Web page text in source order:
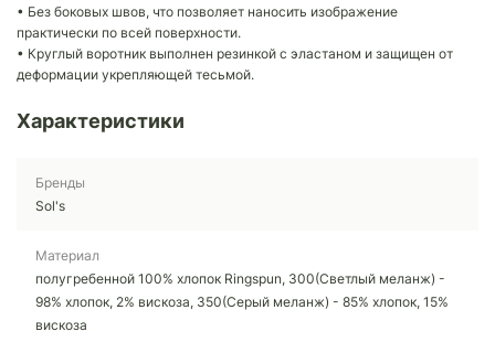
• Без боковых швов, что позволяет наносить изображение
практически по всей поверхности.
• Круглый воротник выполнен резинкой с эластаном и защищен от
деформации укрепляющей тесьмой.
Характеристики
Бренды
Sol's
Материал
полугребенной 100% хлопок Ringspun, 300(Светлый меланж) -
98% хлопок, 2% вискоза, 350(Серый меланж) - 85% хлопок, 15%
вискоза